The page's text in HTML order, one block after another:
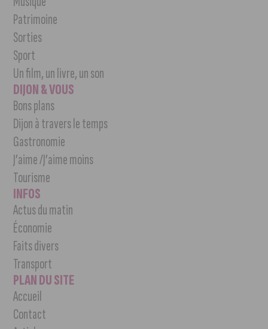
Patrimoine
Sorties
Sport
Un film, un livre, un son
DIJON & VOUS
Bons plans
Dijon à travers le temps
Gastronomie
J’aime /J’aime moins
Tourisme
INFOS
Actus du matin
Économie
Faits divers
Transport
PLAN DU SITE
Accueil
Contact